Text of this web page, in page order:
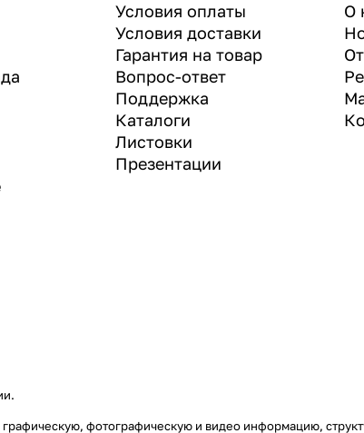
Условия оплаты
Условия доставки
Гарантия на товар
Вопрос-ответ
Поддержка
Каталоги
Листовки
Презентации
О
.
графическую, фотографическую и видео информацию,